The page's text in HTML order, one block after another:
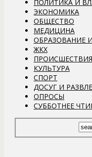
ПОЛИТИКА И
ЭКОНОМИКА
ОБЩЕСТВО
МЕДИЦИНА
ОБРАЗОВАНИЕ
ЖКХ
ПРОИСШЕСТВИЯ
КУЛЬТУРА
СПОРТ
ДОСУГ И
ОПРОСЫ
СУББОТНЕЕ